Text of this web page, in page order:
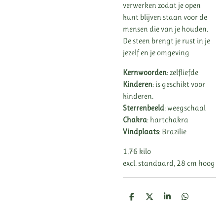
verwerken zodat je open
kunt blijven staan voor de
mensen die van je houden.
De steen brengt je rust in je
jezelf en je omgeving
Kernwoorden: zelfliefde
Kinderen: is geschikt voor
kinderen.
Sterrenbeeld: weegschaal
Chakra: hartchakra
Vindplaats: Brazilie
1,76 kilo
excl. standaard, 28 cm hoog
D
D
S
D